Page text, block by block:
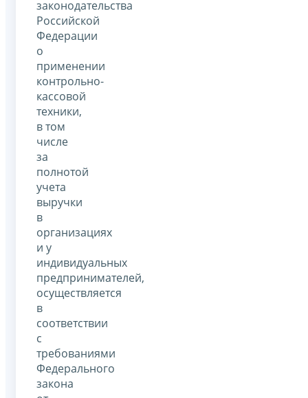
законодательства
Российской
Федерации
о
применении
контрольно-
кассовой
техники,
в том
числе
за
полнотой
учета
выручки
в
организациях
и у
индивидуальных
предпринимателей,
осуществляется
в
соответствии
с
требованиями
Федерального
закона